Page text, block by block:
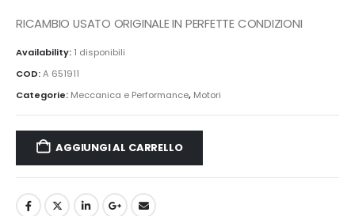
RICAMBIO USATO ORIGINALE IN PERFETTE CONDIZIONI
Availability: 1 disponibili
COD:A 651911
Categorie: Meccanica e Performance, Motori
AGGIUNGI AL CARRELLO